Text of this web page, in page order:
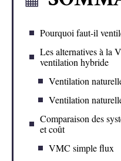
Pourquoi faut-il
Les alternatives à la
ventilation hybride
Ventilation
Ventilation
Comparaison des
et coût
VMC simple flux